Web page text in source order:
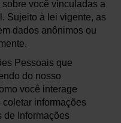
você vinculadas a
Sujeito à lei vigente, as
dados anônimos ou
Pessoais que
do nosso
você interage
informações
de Informações